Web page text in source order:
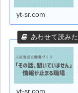
yt-sr.com
yt-sr.com